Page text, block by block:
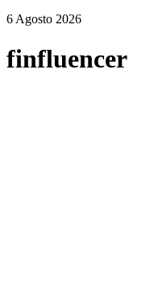
6 Agosto 2026
finfluencer